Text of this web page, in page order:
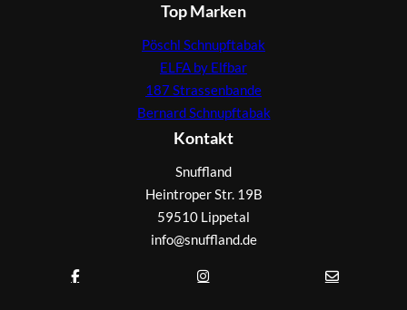
Top Marken
Pöschl Schnupftabak
ELFA by Elfbar
187 Strassenbande
Bernard Schnupftabak
Kontakt
Snuffland
Heintroper Str. 19B
59510 Lippetal
info@snuffland.de